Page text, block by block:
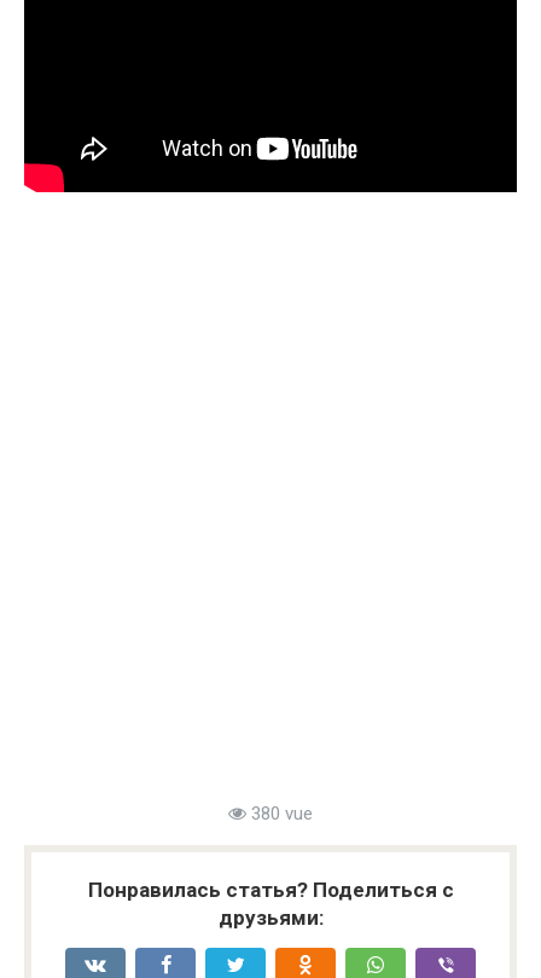
380 vue
Понравилась статья? Поделиться с
друзьями: